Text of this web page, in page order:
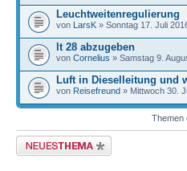
Leuchtweitenregulierung
von LarsK » Sonntag 17. Juli
lt 28 abzugeben
von Cornelius » Samstag 9.
Luft in Dieselleitung und
von Reisefreund » Mittwoch 30.
Themen
Neues Thema erstellen